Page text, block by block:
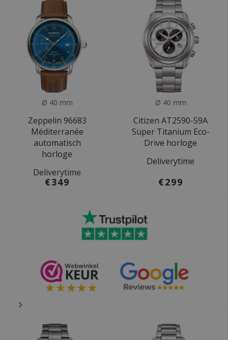
Ø 40 mm
Zeppelin 96683
Méditerranée
automatisch
horloge
Deliverytime
€349
Ø 40 mm
Citizen AT2590-59A
Super Titanium Eco-
Drive horloge
Deliverytime
€299